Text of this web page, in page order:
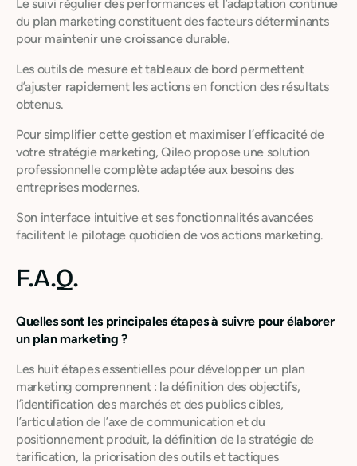
Le suivi régulier des performances et l’adaptation continue
du plan marketing constituent des facteurs déterminants
pour maintenir une croissance durable.
Les outils de mesure et tableaux de bord permettent
d’ajuster rapidement les actions en fonction des résultats
obtenus.
Pour simplifier cette gestion et maximiser l’efficacité de
votre stratégie marketing, Qileo propose une solution
professionnelle complète adaptée aux besoins des
entreprises modernes.
Son interface intuitive et ses fonctionnalités avancées
facilitent le pilotage quotidien de vos actions marketing.
F.A.Q.
Quelles sont les principales étapes à suivre pour élaborer
un plan marketing ?
Les huit étapes essentielles pour développer un plan
marketing comprennent : la définition des objectifs,
l’identification des marchés et des publics cibles,
l’articulation de l’axe de communication et du
positionnement produit, la définition de la stratégie de
tarification, la priorisation des outils et tactiques